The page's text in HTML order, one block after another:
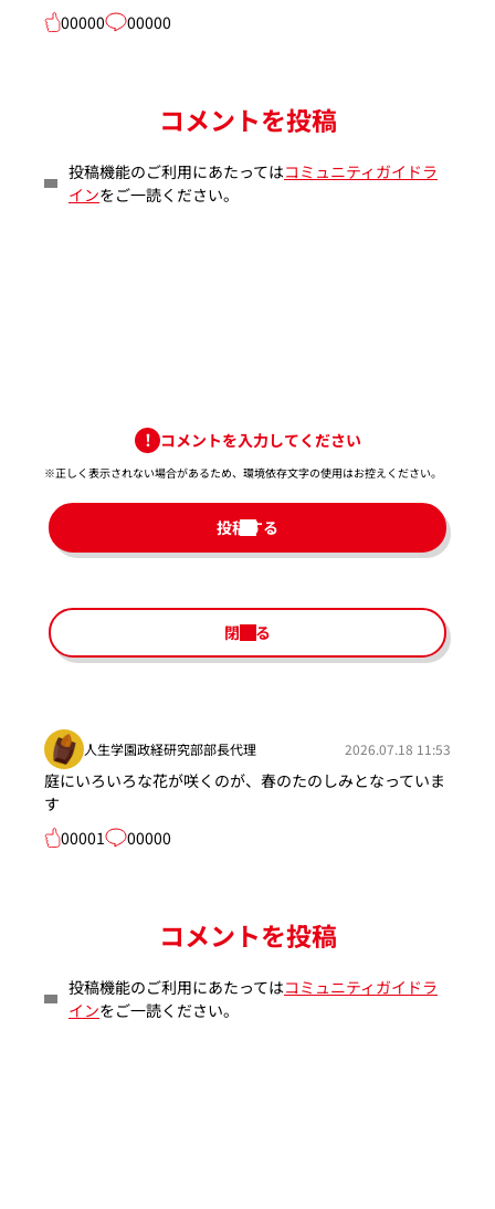
00000
00000
コメントを投稿
投稿機能のご利用にあたってはコミュニティガイドラ
インをご一読ください。
コメントを入力してください
※正しく表示されない場合があるため、環境依存文字の使用はお控えください。​
投稿する
閉じる
人生学園政経研究部部長代理 2026.07.18 11:53
庭にいろいろな花が咲くのが、春のたのしみとなっていま
す
00001
00000
コメントを投稿
投稿機能のご利用にあたってはコミュニティガイドラ
インをご一読ください。